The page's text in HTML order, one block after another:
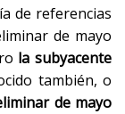
de referencias
de mayo
la subyacente
también, o
de mayo